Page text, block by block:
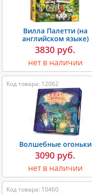
Вилла Палетти (на
английском языке)
3830 руб.
нет в наличии
Код товара: 12062
Волшебные огоньки
3090 руб.
нет в наличии
Код товара: 10460